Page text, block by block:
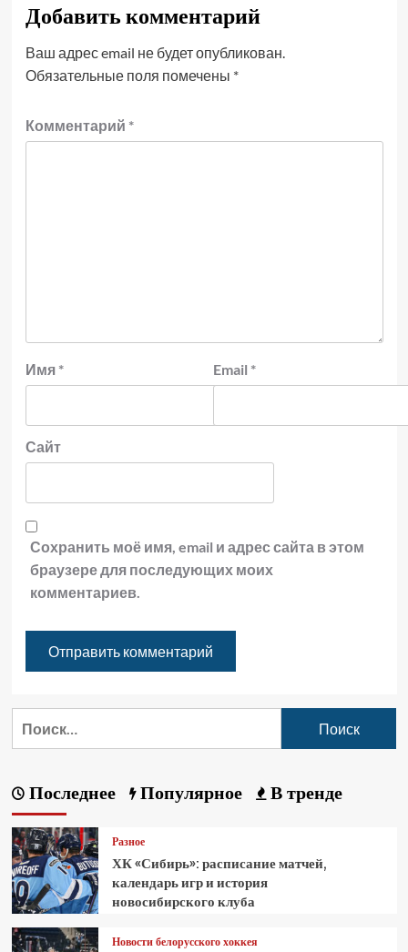
Добавить комментарий
Ваш адрес email не будет опубликован.
Обязательные поля помечены *
Комментарий *
Имя * Email *
Сайт
Сохранить моё имя, email и адрес сайта в этом
браузере для последующих моих
комментариев.
Последнее Популярное В тренде
Разное
ХК «Сибирь»: расписание матчей,
календарь игр и история
новосибирского клуба
Новости белорусского хоккея